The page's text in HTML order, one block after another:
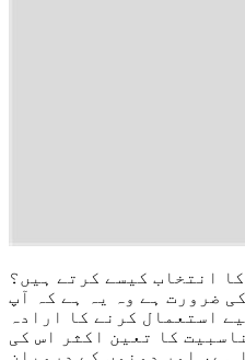
انتخاب کیسے کرتے ہیں؟
ضرورت ہے وہ یہ ہے کہ آپ
استعمال کرنے کا ارادہ
کا تعین اکثر اس کی
ہے، اور دونوں کے درمیان